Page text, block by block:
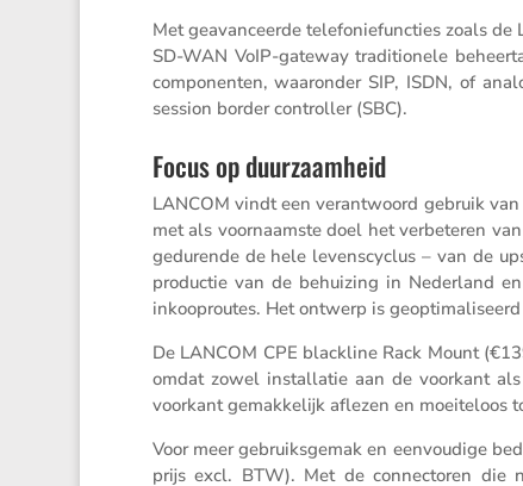
Met geavan­ceerde telefo­nie­func­ties zoals
SD-WAN VoIP-gateway tradi­ti­o­nele
com­po­nenten, waaronder SIP, ISDN, of
session border controller (SBC).
Focus op duurzaamheid
LANCOM vindt een verant­woord gebruik
met als voornaamste doel het verbe­teren
gedurende de hele levens­cy­clus – van de
productie van de behui­zing in Neder­land
inkoop­routes. Het ontwerp is
De LANCOM CPE blackline Rack Mount
omdat zowel instal­latie aan de voorkant
voorkant gemak­ke­lijk aflezen en moeite­loos
Voor meer gebruiks­gemak en eenvou­dige
prijs excl. BTW). Met de connec­toren die